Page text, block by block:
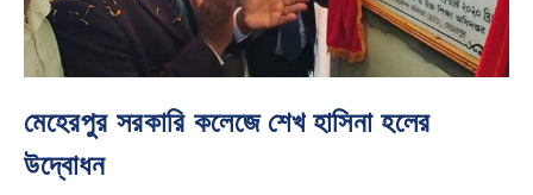
মেহেরপুর সরকারি কলেজে শেখ হাসিনা হলের
উদ্বোধন